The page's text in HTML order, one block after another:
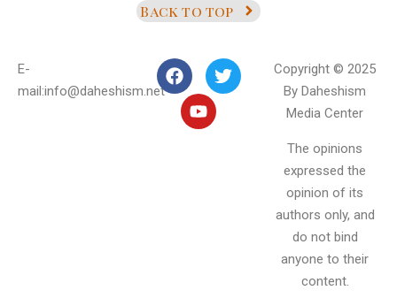
Back to top
E-
mail:info@daheshism.net
Copyright © 2025
By Daheshism
Media Center
The opinions
expressed the
opinion of its
authors only, and
do not bind
anyone to their
content.